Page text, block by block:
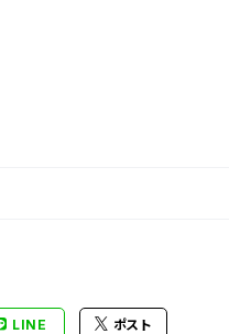
LINE ポスト